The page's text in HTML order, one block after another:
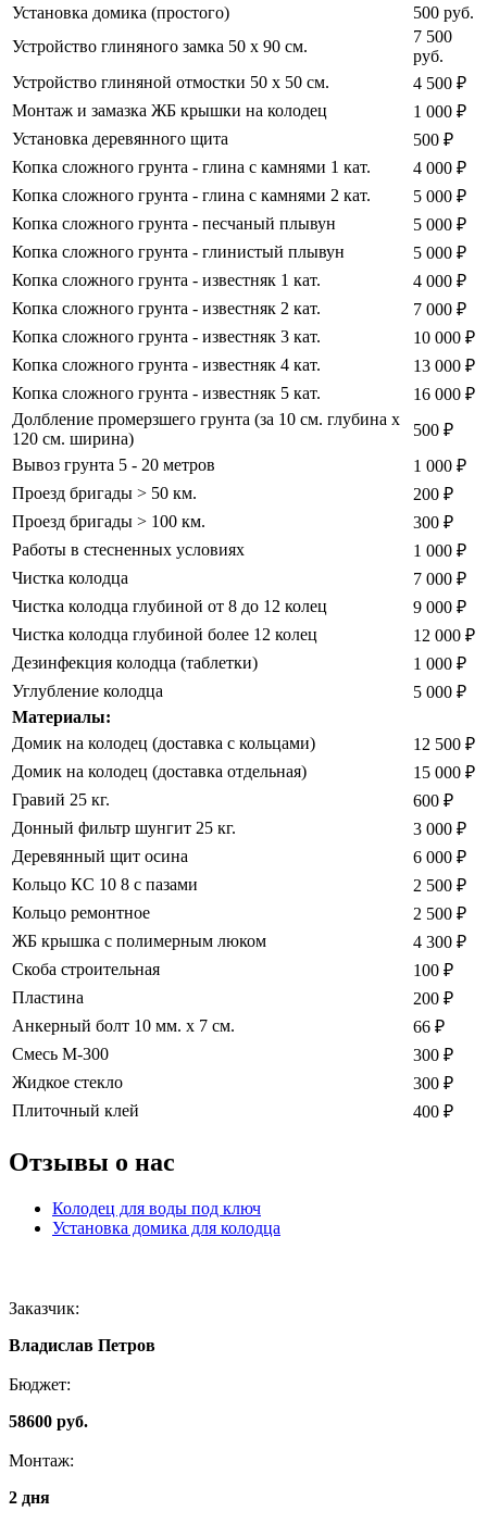
Установка домика (простого)
500 руб.
Устройство глиняного замка 50 х 90 см.
7 500
руб.
Устройство глиняной отмостки 50 х 50 см.
4 500 ₽
Монтаж и замазка ЖБ крышки на колодец
1 000 ₽
Установка деревянного щита
500 ₽
Копка сложного грунта - глина с камнями 1 кат.
4 000 ₽
Копка сложного грунта - глина с камнями 2 кат.
5 000 ₽
Копка сложного грунта - песчаный плывун
5 000 ₽
Копка сложного грунта - глинистый плывун
5 000 ₽
Копка сложного грунта - известняк 1 кат.
4 000 ₽
Копка сложного грунта - известняк 2 кат.
7 000 ₽
Копка сложного грунта - известняк 3 кат.
10 000 ₽
Копка сложного грунта - известняк 4 кат.
13 000 ₽
Копка сложного грунта - известняк 5 кат.
16 000 ₽
Долбление промерзшего грунта (за 10 см. глубина х
120 см. ширина)
500 ₽
Вывоз грунта 5 - 20 метров
1 000 ₽
Проезд бригады > 50 км.
200 ₽
Проезд бригады > 100 км.
300 ₽
Работы в стесненных условиях
1 000 ₽
Чистка колодца
7 000 ₽
Чистка колодца глубиной от 8 до 12 колец
9 000 ₽
Чистка колодца глубиной более 12 колец
12 000 ₽
Дезинфекция колодца (таблетки)
1 000 ₽
Углубление колодца
5 000 ₽
Материалы:
Домик на колодец (доставка с кольцами)
12 500 ₽
Домик на колодец (доставка отдельная)
15 000 ₽
Гравий 25 кг.
600 ₽
Донный фильтр шунгит 25 кг.
3 000 ₽
Деревянный щит осина
6 000 ₽
Кольцо КС 10 8 с пазами
2 500 ₽
Кольцо ремонтное
2 500 ₽
ЖБ крышка с полимерным люком
4 300 ₽
Скоба строительная
100 ₽
Пластина
200 ₽
Анкерный болт 10 мм. х 7 см.
66 ₽
Смесь М-300
300 ₽
Жидкое стекло
300 ₽
Плиточный клей
400 ₽
Отзывы о нас
Колодец для воды под ключ
Установка домика для колодца
Заказчик:
Владислав Петров
Бюджет:
58600 руб.
Монтаж:
2 дня